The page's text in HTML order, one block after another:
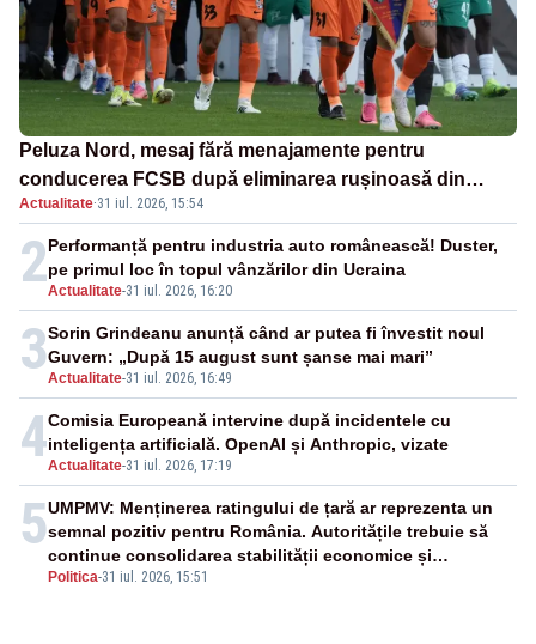
Peluza Nord, mesaj fără menajamente pentru
conducerea FCSB după eliminarea rușinoasă din
Conference League
Actualitate·31 iul. 2026, 15:54
2Actualitate-31 iul. 2026, 16:20
Performanță pentru industria auto românească! Duster,
pe primul loc în topul vânzărilor din Ucraina
3Actualitate-31 iul. 2026, 16:49
Sorin Grindeanu anunță când ar putea fi învestit noul
Guvern: „După 15 august sunt șanse mai mari”
4Actualitate-31 iul. 2026, 17:19
Comisia Europeană intervine după incidentele cu
inteligența artificială. OpenAI și Anthropic, vizate
5
Politica-31 iul. 2026, 15:51
UMPMV: Menținerea ratingului de țară ar reprezenta un
semnal pozitiv pentru România. Autoritățile trebuie să
continue consolidarea stabilității economice și
financiare